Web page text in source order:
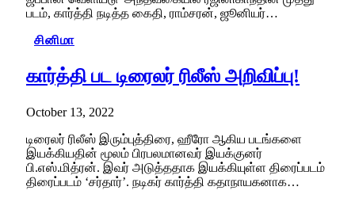
படம், கார்த்தி நடித்த கைதி, ராம்சரன், ஜூனியர்…
சினிமா
கார்த்தி பட டிரைலர் ரிலீஸ் அறிவிப்பு!
October 13, 2022
டிரைலர் ரிலீஸ் இரும்புத்திரை, ஹீரோ ஆகிய படங்களை
இயக்கியதின் மூலம் பிரபலமானவர் இயக்குனர்
பி.எஸ்.மித்ரன். இவர் அடுத்ததாக இயக்கியுள்ள திரைப்படம்
திரைப்படம் ‘சர்தார்’. நடிகர் கார்த்தி கதாநாயகனாக…